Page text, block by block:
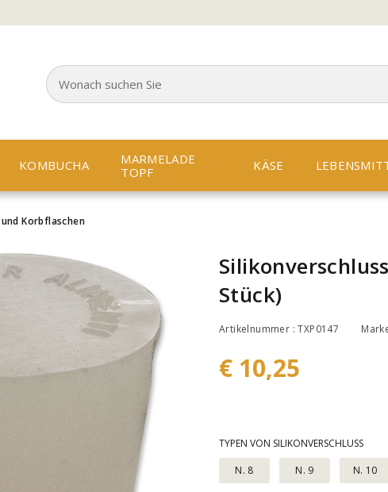
KOMBUCHA
MARMELADE
TOPF
KÄSE
Korbflaschen
Stück)
Artikelnummer : TXP0147
€ 10,25
TYPEN VON SILIKONVERSCHLUSS
N. 8
N. 9 N. 10